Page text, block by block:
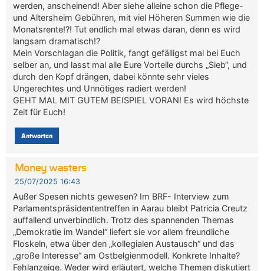
werden, anscheinend! Aber siehe alleine schon die Pflege-
und Altersheim Gebühren, mit viel Höheren Summen wie die
Monatsrente!?! Tut endlich mal etwas daran, denn es wird
langsam dramatisch!?
Mein Vorschlagan die Politik, fangt gefälligst mal bei Euch
selber an, und lasst mal alle Eure Vorteile durchs „Sieb“, und
durch den Kopf drängen, dabei könnte sehr vieles
Ungerechtes und Unnötiges radiert werden!
GEHT MAL MIT GUTEM BEISPIEL VORAN! Es wird höchste
Zeit für Euch!
Antworten
Money wasters
25/07/2025 16:43
Außer Spesen nichts gewesen? Im BRF- Interview zum
Parlamentspräsidententreffen in Aarau bleibt Patricia Creutz
auffallend unverbindlich. Trotz des spannenden Themas
„Demokratie im Wandel“ liefert sie vor allem freundliche
Floskeln, etwa über den „kollegialen Austausch“ und das
„große Interesse“ am Ostbelgienmodell. Konkrete Inhalte?
Fehlanzeige. Weder wird erläutert, welche Themen diskutiert